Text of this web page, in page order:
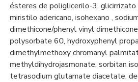
ésteres de poliglicerilo-3, glicirrizato
miristilo adericano, isohexano ,
dimethicone/phenyl vinyl
polysorbate 60, hydroxyphenyl
dimethylmethoxy chromanyl
methyldihydrojasmonate, sorbitan
tetrasodium glutamate diacetate,